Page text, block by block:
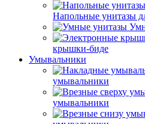
Напольные унитазы
крышки-биде
Умывальники
умывальники
умывальники